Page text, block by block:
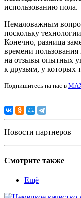
использованию пола.
Немаловажным
поскольку
Конечно, разница
времени
на отзывы опытных
к друзьям, у которых
Подпишитесь на нас в
Новости партнеров
Смотрите также
Ещё